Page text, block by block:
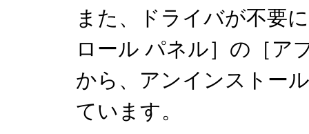
また、ドライバが不要
ロール パネル］の［ア
から、アンインストー
ています。